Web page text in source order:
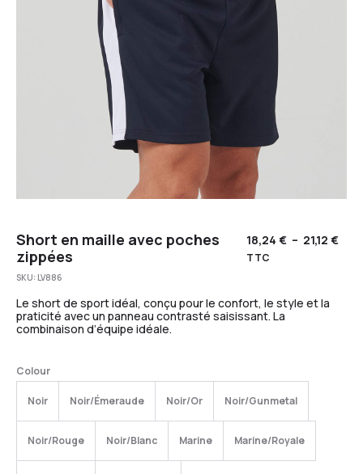
Short en maille avec poches
zippées
18,24€ – 21,12€
TTC
SKU: LV886
Le short de sport idéal, conçu pour le confort, le style et la
praticité avec un panneau contrasté saisissant. La
combinaison d’équipe idéale.
Colour
Noir Noir/Émeraude Noir/Or Noir/Gunmetal
Noir/Rouge Noir/Blanc Marine Marine/Royale